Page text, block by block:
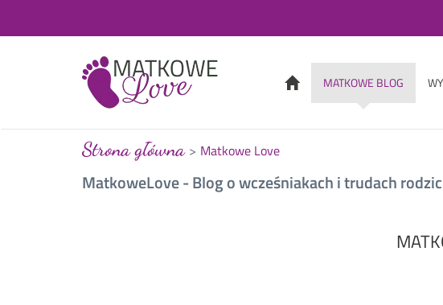
MATKOWE BLOG
Strona główna Matkowe Love
MatkoweLove - Blog o wcześniakach i trudach